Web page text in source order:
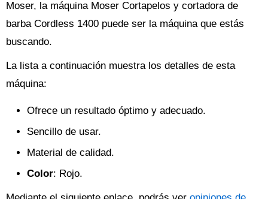
Moser, la máquina Moser Cortapelos y cortadora de
barba Cordless 1400 puede ser la máquina que estás
buscando.
La lista a continuación muestra los detalles de esta
máquina:
Ofrece un resultado óptimo y adecuado.
Sencillo de usar.
Material de calidad.
Color: Rojo.